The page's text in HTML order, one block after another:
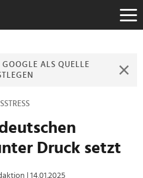
GOOGLE ALS QUELLE
Druck setzt
| 14.01.2025